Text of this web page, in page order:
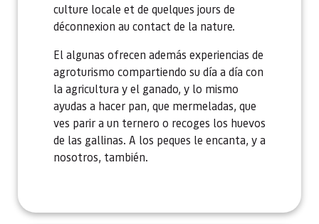
culture locale et de quelques jours de
déconnexion au contact de la nature.
El algunas ofrecen además experiencias de
agroturismo compartiendo su día a día con
la agricultura y el ganado, y lo mismo
ayudas a hacer pan, que mermeladas, que
ves parir a un ternero o recoges los huevos
de las gallinas. A los peques le encanta, y a
nosotros, también.